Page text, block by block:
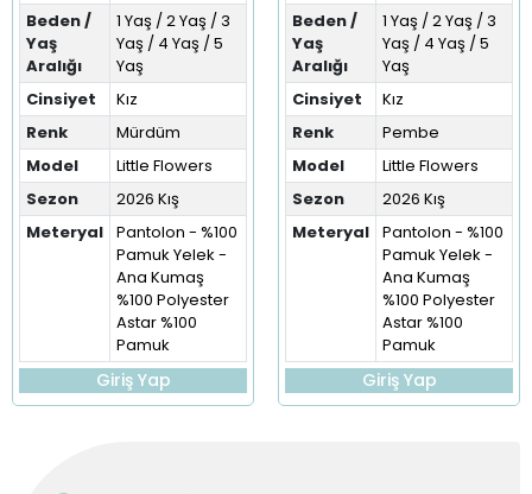
Beden /
Yaş
Aralığı
1 Yaş / 2 Yaş / 3
Yaş / 4 Yaş / 5
Yaş
Cinsiyet
Kız
Renk
Mürdüm
Model
Little Flowers
Sezon
2026 Kış
Meteryal Pantolon - %100
Pamuk Yelek -
Ana Kumaş
%100 Polyester
Astar %100
Pamuk
Giriş Yap
Beden /
Yaş
Aralığı
1 Yaş / 2 Yaş / 3
Yaş / 4 Yaş / 5
Yaş
Cinsiyet
Kız
Renk
Pembe
Model
Little Flowers
Sezon
2026 Kış
Meteryal Pantolon - %100
Pamuk Yelek -
Ana Kumaş
%100 Polyester
Astar %100
Pamuk
Giriş Yap